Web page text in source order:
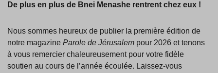
De plus en plus de Bnei Menashe rentrent chez eux !
Nous sommes heureux de publier la première édition de
notre magazine Parole de Jérusalem pour 2026 et tenons
à vous remercier chaleureusement pour votre fidèle
soutien au cours de l’année écoulée. Laissez-vous